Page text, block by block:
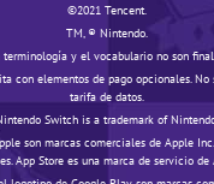
©️️️2021 Tencent.
TM, ® Nintendo.
terminología y el vocabulario no son
con elementos de pago opcionales.
tarifa de datos.
Switch is a trademark of
son marcas comerciales de Apple
App Store es una marca de servicio de